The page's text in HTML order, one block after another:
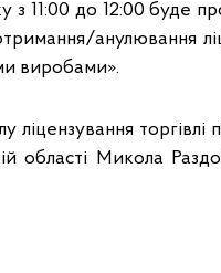
11:00 до 12:00 буде
анулювання
виробами».
ліцензування
Микола